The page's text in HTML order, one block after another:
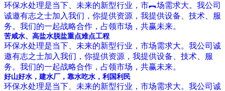
环保水处理是当下、未来的新型行业，市︻场需求大。我公司
诚邀有志之士加入我们，你提供资源，我提供设备、技术、服
务。我们的一起战略合作，占领市场，共赢未来。
苦咸水、高盐水脱盐重点难点工程
环保水处理是当下、未来的新型行业，市场需求大。我公司诚
邀有志之士加入我们，你提供资源，我提供设备、技术、服
务。我们的一起战略合作，占领市场，共赢未来。
好山好水，建水厂，靠水吃水，利国利民
环保水处理是当下、未来的新型行业，市场需求大。我公司诚